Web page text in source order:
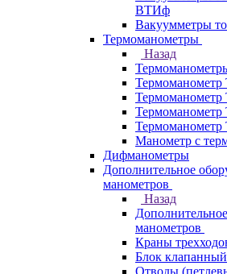
ВТИф
Вакуумметры
Термоманометры
Назад
Манометр с
Дифманометры
Дополнительное
манометров
Назад
манометров
Краны
Блок
Отводы